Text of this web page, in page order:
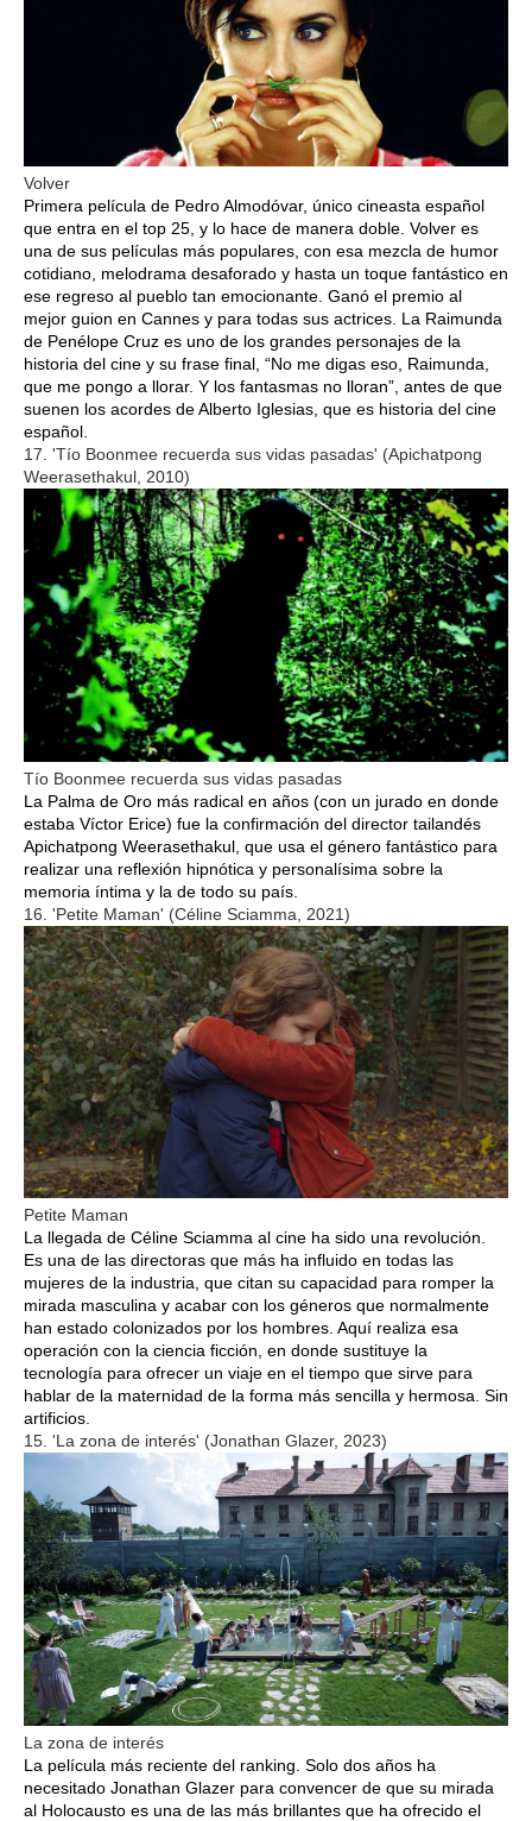
Volver
Primera película de Pedro Almodóvar, único cineasta español
que entra en el top 25, y lo hace de manera doble. Volver es
una de sus películas más populares, con esa mezcla de humor
cotidiano, melodrama desaforado y hasta un toque fantástico en
ese regreso al pueblo tan emocionante. Ganó el premio al
mejor guion en Cannes y para todas sus actrices. La Raimunda
de Penélope Cruz es uno de los grandes personajes de la
historia del cine y su frase final, “No me digas eso, Raimunda,
que me pongo a llorar. Y los fantasmas no lloran”, antes de que
suenen los acordes de Alberto Iglesias, que es historia del cine
español.
17. 'Tío Boonmee recuerda sus vidas pasadas' (Apichatpong
Weerasethakul, 2010)
Tío Boonmee recuerda sus vidas pasadas
La Palma de Oro más radical en años (con un jurado en donde
estaba Víctor Erice) fue la confirmación del director tailandés
Apichatpong Weerasethakul, que usa el género fantástico para
realizar una reflexión hipnótica y personalísima sobre la
memoria íntima y la de todo su país.
16. 'Petite Maman' (Céline Sciamma, 2021)
Petite Maman
La llegada de Céline Sciamma al cine ha sido una revolución.
Es una de las directoras que más ha influido en todas las
mujeres de la industria, que citan su capacidad para romper la
mirada masculina y acabar con los géneros que normalmente
han estado colonizados por los hombres. Aquí realiza esa
operación con la ciencia ficción, en donde sustituye la
tecnología para ofrecer un viaje en el tiempo que sirve para
hablar de la maternidad de la forma más sencilla y hermosa. Sin
artificios.
15. 'La zona de interés' (Jonathan Glazer, 2023)
La zona de interés
La película más reciente del ranking. Solo dos años ha
necesitado Jonathan Glazer para convencer de que su mirada
al Holocausto es una de las más brillantes que ha ofrecido el